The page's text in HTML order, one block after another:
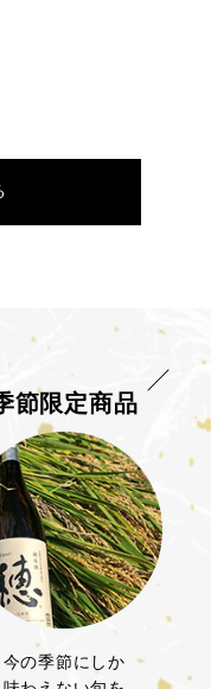
節限定商品
今の季節にしか